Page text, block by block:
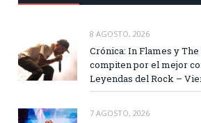
8 AGOSTO, 2026
Crónica: In Flames y
compiten por el mejor
Leyendas del Rock –
7 AGOSTO, 2026